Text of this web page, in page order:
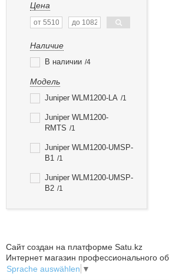
Цена
Наличие
В наличии 4
Модель
Juniper WLM1200-LA 1
Juniper WLM1200-
RMTS
1
Juniper WLM1200-UMSP-
B1 1
Juniper WLM1200-UMSP-
B2 1
Сайт создан на платформе Satu.kz
Интернет магазин профессионального
Sprache auswählen ▼